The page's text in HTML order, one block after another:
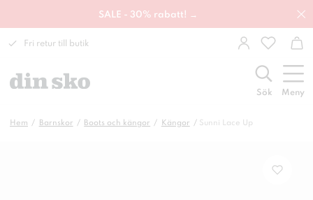
SALE - 30% rabatt! →
Fri retur till butik
Sök Meny
Hem Barnskor Boots och kängor Kängor Sunni Lace Up